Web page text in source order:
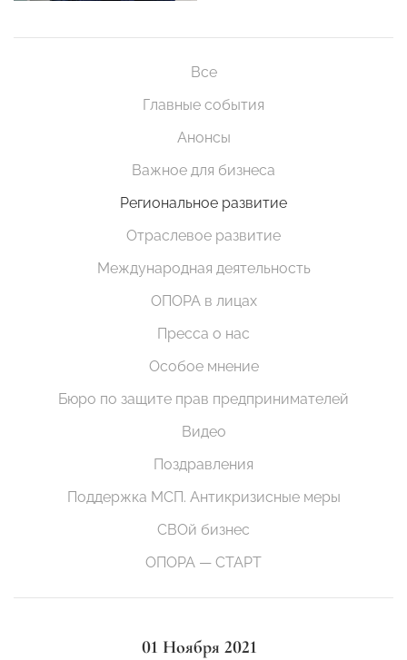
Все
Главные события
Анонсы
Важное для бизнеса
Региональное развитие
Отраслевое развитие
Международная деятельность
ОПОРА в лицах
Пресса о нас
Особое мнение
Бюро по защите прав предпринимателей
Видео
Поздравления
Поддержка МСП. Антикризисные меры
СВОй бизнес
ОПОРА — СТАРТ
01 Ноября 2021